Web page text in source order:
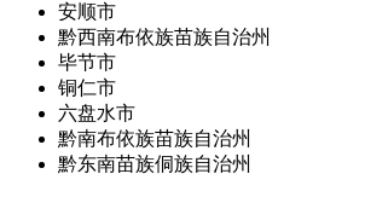
安顺市
黔西南布依族苗族自治州
毕节市
铜仁市
六盘水市
黔南布依族苗族自治州
黔东南苗族侗族自治州